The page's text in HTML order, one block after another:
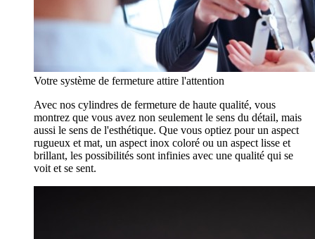
Votre système de fermeture attire l'attention
Avec nos cylindres de fermeture de haute qualité, vous
montrez que vous avez non seulement le sens du détail, mais
aussi le sens de l'esthétique. Que vous optiez pour un aspect
rugueux et mat, un aspect inox coloré ou un aspect lisse et
brillant, les possibilités sont infinies avec une qualité qui se
voit et se sent.